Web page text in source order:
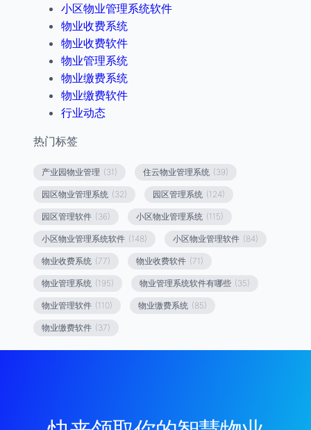
小区物业管理系统软件
物业收费系统
物业收费软件
物业管理系统
物业缴费系统
物业缴费软件
行业动态
热门标签
产业园物业管理 (31) 住云物业管理系统 (39)
园区物业管理系统 (32) 园区管理系统 (124)
园区管理软件 (36) 小区物业管理系统 (115)
小区物业管理系统软件 (148) 小区物业管理软件 (84)
物业收费系统 (77) 物业收费软件 (71)
物业管理系统 (195) 物业管理系统软件有哪些 (35)
物业管理软件 (110) 物业缴费系统 (85)
物业缴费软件 (37)